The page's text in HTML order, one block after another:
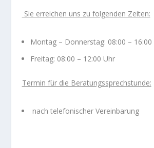
Sie erreichen uns zu folgenden Zeiten:
Montag – Donnerstag: 08:00 – 16:00
Freitag: 08:00 – 12:00 Uhr
Termin für die Beratungssprechstunde:
nach telefonischer Vereinbarung